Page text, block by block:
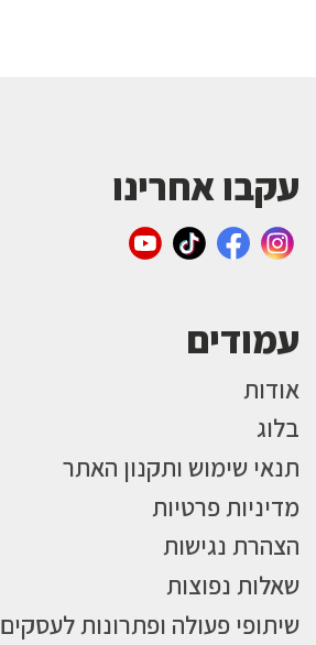
עקבו אחרינו
עמודים
אודות
בלוג
תנאי שימוש ותקנון האתר
מדיניות פרטיות
הצהרת נגישות
שאלות נפוצות
שיתופי פעולה ופתרונות לעסקים